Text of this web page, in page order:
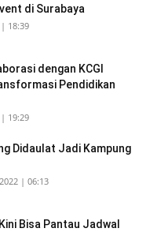
di Surabaya
| 18:39
dengan KCGI
Pendidikan
19:29
Didaulat Jadi Kampung
| 06:13
Bisa Pantau Jadwal